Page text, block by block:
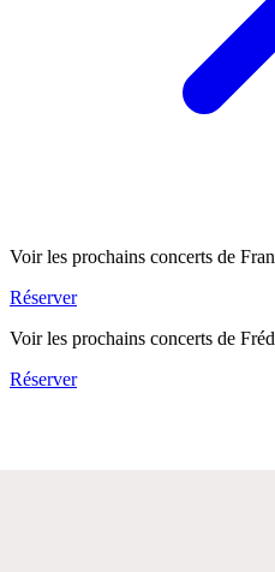
Voir les prochains concerts de
Réserver
Voir les prochains concerts de
Réserver